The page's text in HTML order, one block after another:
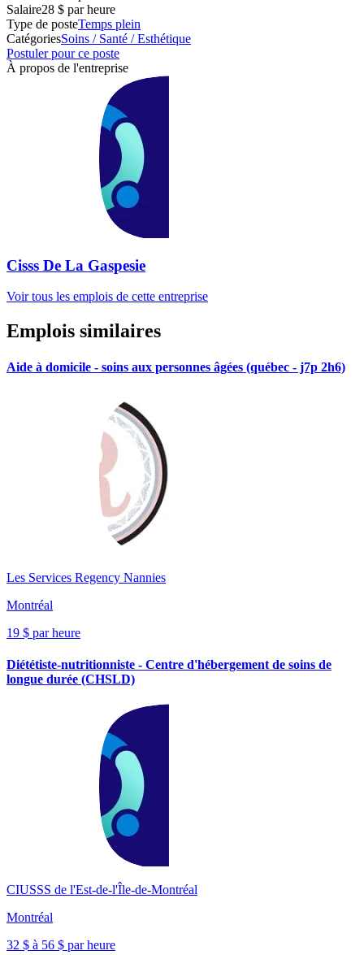
Salaire28 $ par heure
Type de posteTemps plein
CatégoriesSoins / Santé / Esthétique
Postuler pour ce poste
À propos de l'entreprise
Cisss De La Gaspesie
Voir tous les emplois de cette entreprise
Emplois similaires
Aide à domicile - soins aux personnes âgées (québec - j7p 2h6)
Les Services Regency Nannies
Montréal
19 $ par heure
Diététiste-nutritionniste - Centre d'hébergement de soins de
longue durée (CHSLD)
CIUSSS de l'Est-de-l'Île-de-Montréal
Montréal
32 $ à 56 $ par heure